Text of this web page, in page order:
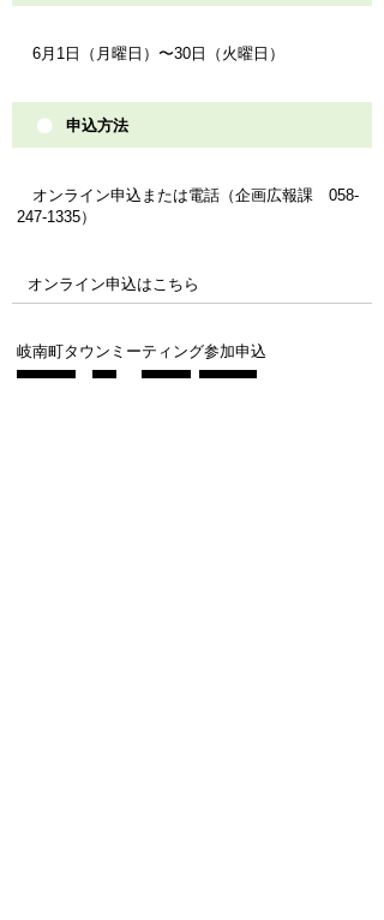
6月1日（月曜日）〜30日（火曜日）
申込方法
オンライン申込または電話（企画広報課 058-
247-1335）
オンライン申込はこちら
岐南町タウンミーティング参加申込